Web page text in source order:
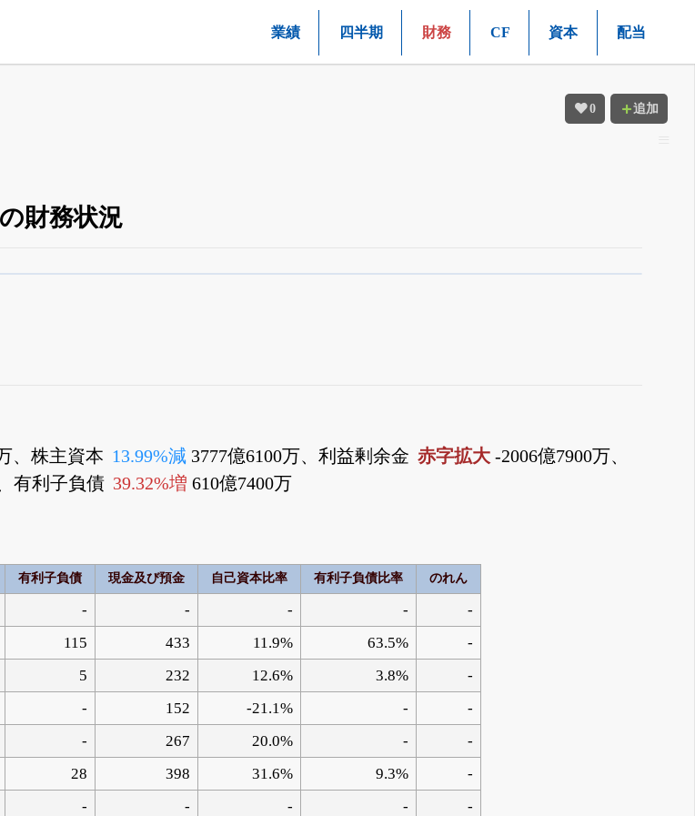
業績 四半期 財務 CF 資本 配当
0 追加
財務状況
行利用も付きます
、株主資本 13.99%減 3777億6100万、利益剰余金 赤字拡大 -2006億7900万、
有利子負債 39.32%増 610億7400万
有利子負債 現金及び預金 自己資本比率 有利子負債比率 のれん
- - - - -
115 433 11.9% 63.5% -
5 232 12.6% 3.8% -
- 152 -21.1% - -
- 267 20.0% - -
28 398 31.6% 9.3% -
- - - - -